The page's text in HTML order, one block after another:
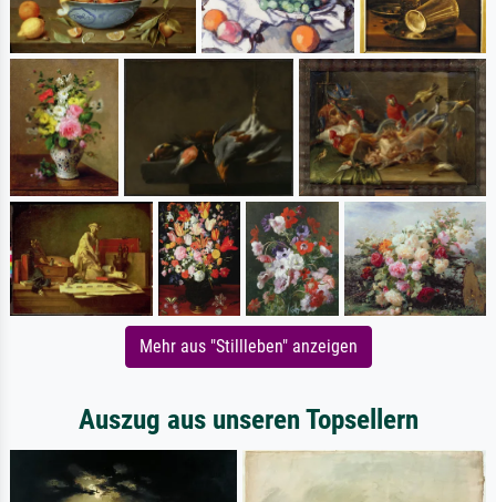
Mehr aus "Stillleben" anzeigen
Auszug aus unseren Topsellern